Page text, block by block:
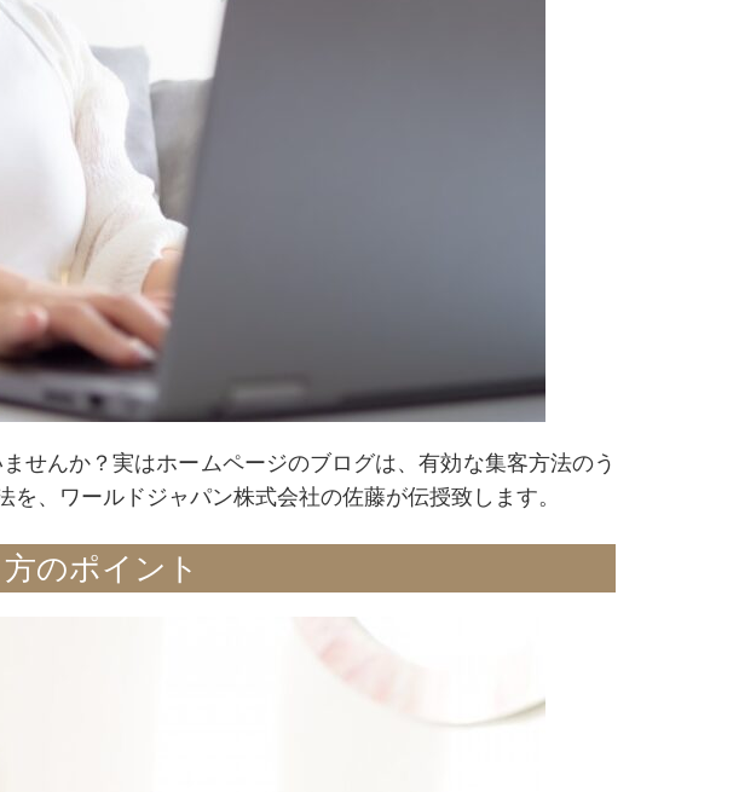
せんか？実はホームページのブログは、有効な集客方法のう
、ワールドジャパン株式会社の佐藤が伝授致します。
のポイント